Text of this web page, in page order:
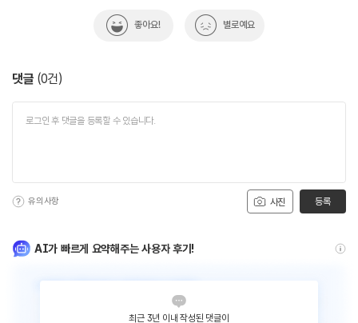
좋아요! 별로예요
댓글 (0건)
사진
유의사항 등록
AI가 빠르게 요약해주는 사용자 후기!
최근 3년 이내 작성된 댓글이